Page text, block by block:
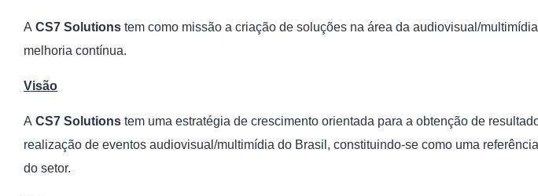
A CS7 Solutions tem como missão a criação de soluções na área da audiovisual/
melhoria contínua.
Visão
A CS7 Solutions tem uma estratégia de crescimento orientada para a obtenção de
realização de eventos audiovisual/multimídia do Brasil, constituindo-se como uma
do setor.